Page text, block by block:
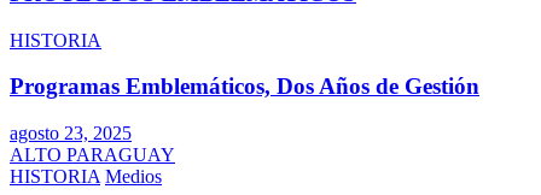
HISTORIA
Programas Emblemáticos, Dos Años de Gestión
agosto 23, 2025
ALTO PARAGUAY
HISTORIA Medios